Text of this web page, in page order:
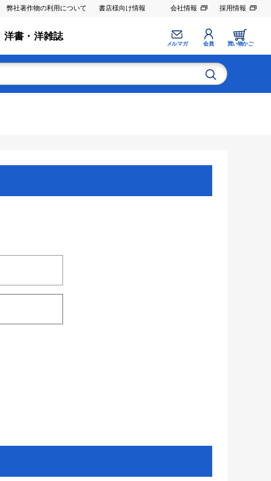
弊社著作物の利用について 書店様向け情報 会社情報 採用情報
洋書・洋雑誌
メルマガ 会員 買い物かご